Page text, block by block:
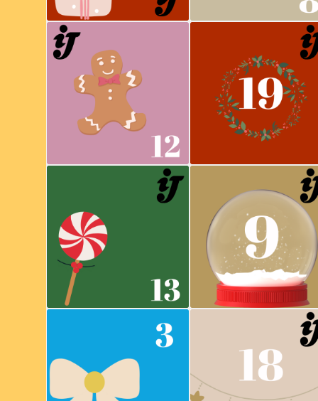
Chamberlain
Louis Armstrong, The
Commanders
Trouver un stage
Utae ! Jingle Bell
One piece
Fairytale Of New York Site Infojeunes
Last Christmas